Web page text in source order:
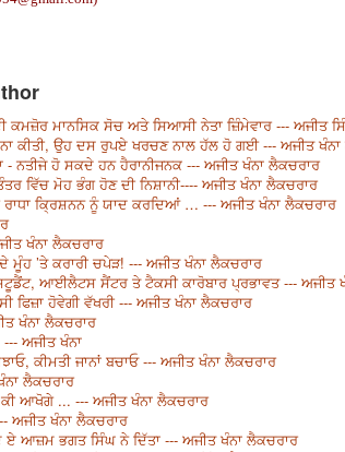
ਕਮਜ਼ੋਰ ਮਾਨਸਿਕ ਸੋਚ ਅਤੇ ਸਿਆਸੀ ਨੇਤਾ ਜ਼ਿੰਮੇਵਾਰ --- ਅਜੀਤ
ਕੀਤੀ, ਉਹ ਦਸ ਰੁਪਏ ਖਰਚਣ ਨਾਲ ਹੱਲ ਹੋ ਗਈ --- ਅਜੀਤ
ਨਤੀਜੇ ਹੋ ਸਕਦੇ ਹਨ ਹੈਰਾਨੀਜਨਕ --- ਅਜੀਤ ਖੰਨਾ ਲੈਕਚਰਾਰ
ਵਿੱਚ ਮੋਹ ਭੰਗ ਹੋਣ ਦੀ ਨਿਸ਼ਾਨੀ---- ਅਜੀਤ ਖੰਨਾ ਲੈਕਚਰਾਰ
ਰਾਧਾ ਕ੍ਰਿਸ਼ਨਨ ਨੂੰ ਯਾਦ ਕਰਦਿਆਂ … --- ਅਜੀਤ ਖੰਨਾ ਲੈਕਚਰਾਰ
ਖੰਨਾ ਲੈਕਚਰਾਰ
’ਤੇ ਕਰਾਰੀ ਚਪੇੜ! --- ਅਜੀਤ ਖੰਨਾ ਲੈਕਚਰਾਰ
ਆਈਲੈਟਸ ਸੈਂਟਰ ਤੇ ਟੈਕਸੀ ਕਾਰੋਬਾਰ ਪ੍ਰਭਾਵਤ --- ਅਜੀਤ
ਫਿਜ਼ਾ ਹੋਵੇਗੀ ਵੱਖਰੀ --- ਅਜੀਤ ਖੰਨਾ ਲੈਕਚਰਾਰ
ਖੰਨਾ ਲੈਕਚਰਾਰ
ਅਜੀਤ ਖੰਨਾ
ਕੀਮਤੀ ਜਾਨਾਂ ਬਚਾਓ --- ਅਜੀਤ ਖੰਨਾ ਲੈਕਚਰਾਰ
ਲੈਕਚਰਾਰ
ਕੀ ਆਖੋਗੇ ... --- ਅਜੀਤ ਖੰਨਾ ਲੈਕਚਰਾਰ
ਅਜੀਤ ਖੰਨਾ ਲੈਕਚਰਾਰ
ਏ ਆਜ਼ਮ ਭਗਤ ਸਿੰਘ ਨੇ ਦਿੱਤਾ --- ਅਜੀਤ ਖੰਨਾ ਲੈਕਚਰਾਰ